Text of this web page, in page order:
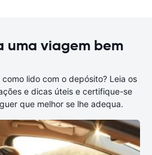
uma viagem bem
lido com o depósito? Leia os
e dicas úteis e certifique-se
que melhor se lhe adequa.